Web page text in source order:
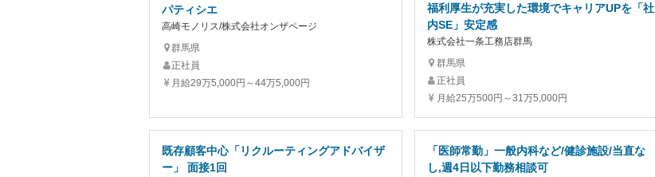
パティシエ
高崎モノリス/株式会社オンザページ
群馬県
正社員
月給29万5,000円～44万5,000円
福利厚生が充実した環境でキャリアUPを「社
内SE」安定感
株式会社一条工務店群馬
群馬県
正社員
月給25万500円～31万5,000円
既存顧客中心「リクルーティングアドバイザ
ー」 面接1回
「医師常勤」一般内科など/健診施設/当直な
し,週4日以下勤務相談可